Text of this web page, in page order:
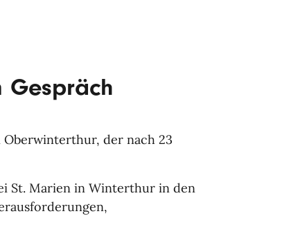
Gespräch
Oberwinterthur, der nach 23
St. Marien in Winterthur in den